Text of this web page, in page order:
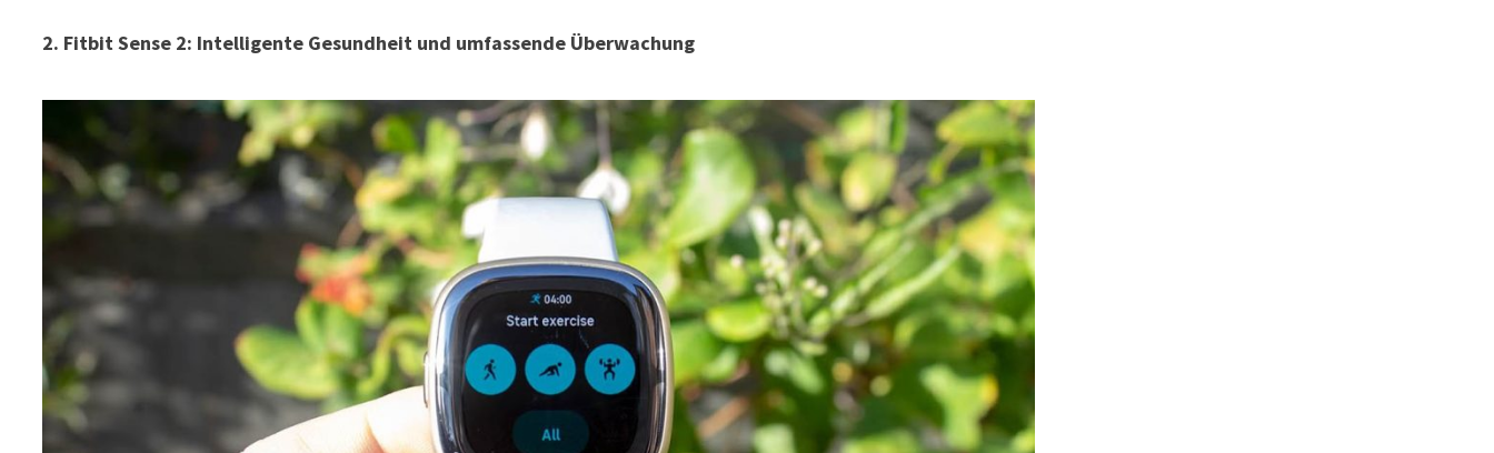
2. Fitbit Sense 2: Intelligente Gesundheit und umfassende Überwachung